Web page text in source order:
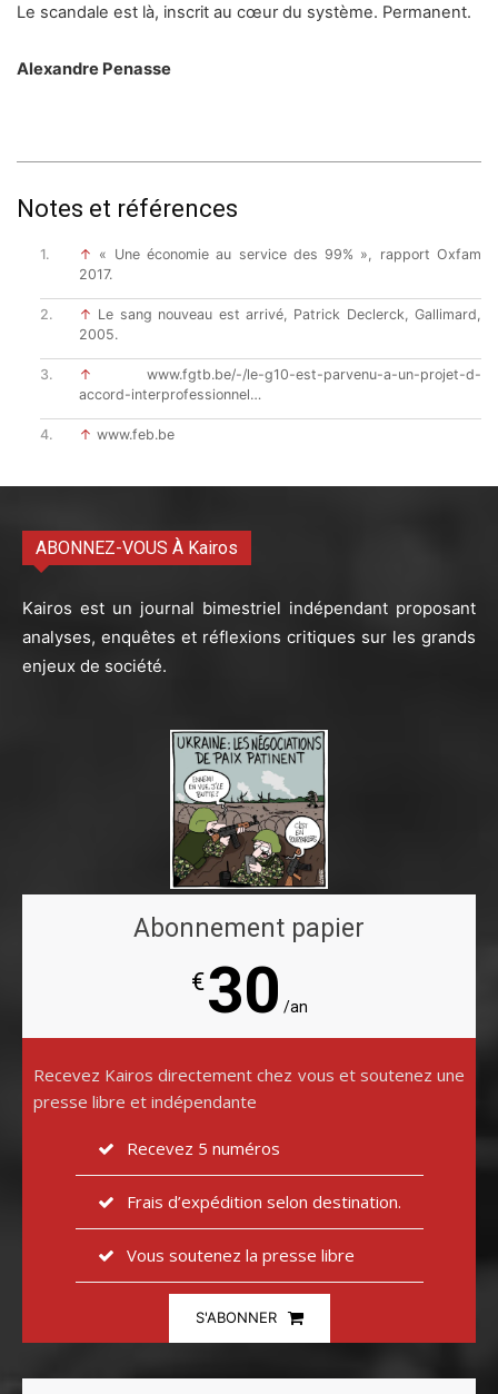
Le scandale est là, inscrit au cœur du système. Permanent.
Alexandre Penasse
Notes et références
↑ « Une économie au service des 99% », rapport Oxfam
2017.
↑ Le sang nouveau est arrivé, Patrick Declerck, Gallimard,
2005.
↑
www.fgtb.be/-/le-g10-est-parvenu-a-un-projet-d-
accord-interprofessionnel…
↑ www.feb.be
ABONNEZ-VOUS À Kairos
Kairos est un journal bimestriel indépendant proposant
analyses, enquêtes et réflexions critiques sur les grands
enjeux de société.
Abonnement papier
€30 /an
Recevez Kairos directement chez vous et soutenez une
presse libre et indépendante
Recevez 5 numéros
Frais d’expédition selon destination.
Vous soutenez la presse libre
S'ABONNER